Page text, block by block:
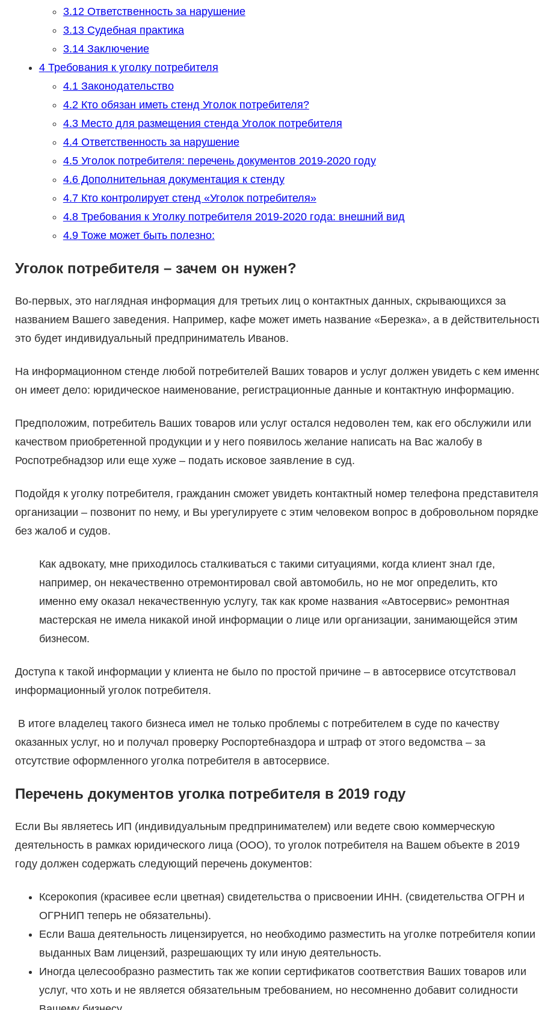
3.12Ответственность за нарушение
3.13Судебная практика
3.14Заключение
4Требования к уголку потребителя
4.1Законодательство
4.2Кто обязан иметь стенд Уголок потребителя?
4.3Место для размещения стенда Уголок потребителя
4.4Ответственность за нарушение
4.5Уголок потребителя: перечень документов 2019-2020 году
4.6Дополнительная документация к стенду
4.7Кто контролирует стенд «Уголок потребителя»
4.8Требования к Уголку потребителя 2019-2020 года: внешний вид
4.9Тоже может быть полезно:
Уголок потребителя – зачем он нужен?
Во-первых, это наглядная информация для третьих лиц о контактных данных, скрывающихся за
названием Вашего заведения. Например, кафе может иметь название «Березка», а в
это будет индивидуальный предприниматель Иванов.
На информационном стенде любой потребителей Ваших товаров и услуг должен увидеть с кем
он имеет дело: юридическое наименование, регистрационные данные и контактную информацию.
Предположим, потребитель Ваших товаров или услуг остался недоволен тем, как его обслужили или
качеством приобретенной продукции и у него появилось желание написать на Вас жалобу в
Роспотребнадзор или еще хуже – подать исковое заявление в суд.
Подойдя к уголку потребителя, гражданин сможет увидеть контактный номер телефона представителя
организации – позвонит по нему, и Вы урегулируете с этим человеком вопрос в добровольном порядке
без жалоб и судов.
Как адвокату, мне приходилось сталкиваться с такими ситуациями, когда клиент знал где,
например, он некачественно отремонтировал свой автомобиль, но не мог определить, кто
именно ему оказал некачественную услугу, так как кроме названия «Автосервис» ремонтная
мастерская не имела никакой иной информации о лице или организации, занимающейся этим
бизнесом.
Доступа к такой информации у клиента не было по простой причине – в автосервисе отсутствовал
информационный уголок потребителя.
В итоге владелец такого бизнеса имел не только проблемы с потребителем в суде по качеству
оказанных услуг, но и получал проверку Роспортебназдора и штраф от этого ведомства – за
отсутствие оформленного уголка потребителя в автосервисе.
Перечень документов уголка потребителя в 2019 году
Если Вы являетесь ИП (индивидуальным предпринимателем) или ведете свою коммерческую
деятельность в рамках юридического лица (ООО), то уголок потребителя на Вашем объекте в 2019
году должен содержать следующий перечень документов:
Ксерокопия (красивее если цветная) свидетельства о присвоении ИНН. (свидетельства ОГРН и
ОГРНИП теперь не обязательны).
Если Ваша деятельность лицензируется, но необходимо разместить на уголке потребителя копии
выданных Вам лицензий, разрешающих ту или иную деятельность.
Иногда целесообразно разместить так же копии сертификатов соответствия Ваших товаров или
услуг, что хоть и не является обязательным требованием, но несомненно добавит солидности